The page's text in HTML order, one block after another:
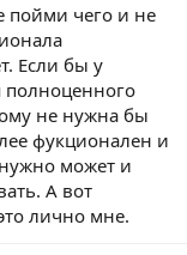
пойми чего и не
Если бы у
полноценного
не нужна бы
фукционален и
может и
А вот
лично мне.